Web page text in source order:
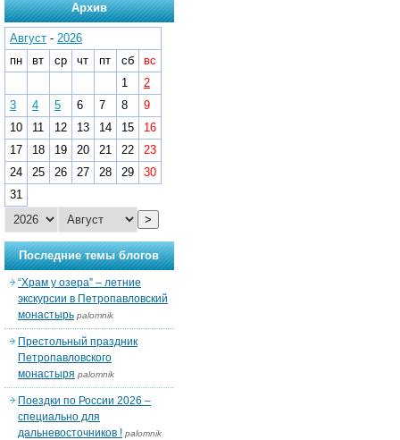
Архив
Август - 2026
пн
вт ср чт пт сб
вс
1
2
3
4 5 6 7 8
9
10
11 12 13 14 15
16
17
18 19 20 21 22
23
24
25 26 27 28 29
30
31
>
Последние темы блогов
“Храм у озера” – летние
экскурсии в Петропавловский
монастырь palomnik
Престольный праздник
Петропавловского
монастыря palomnik
Поездки по России 2026 –
специально для
дальневосточников ! palomnik